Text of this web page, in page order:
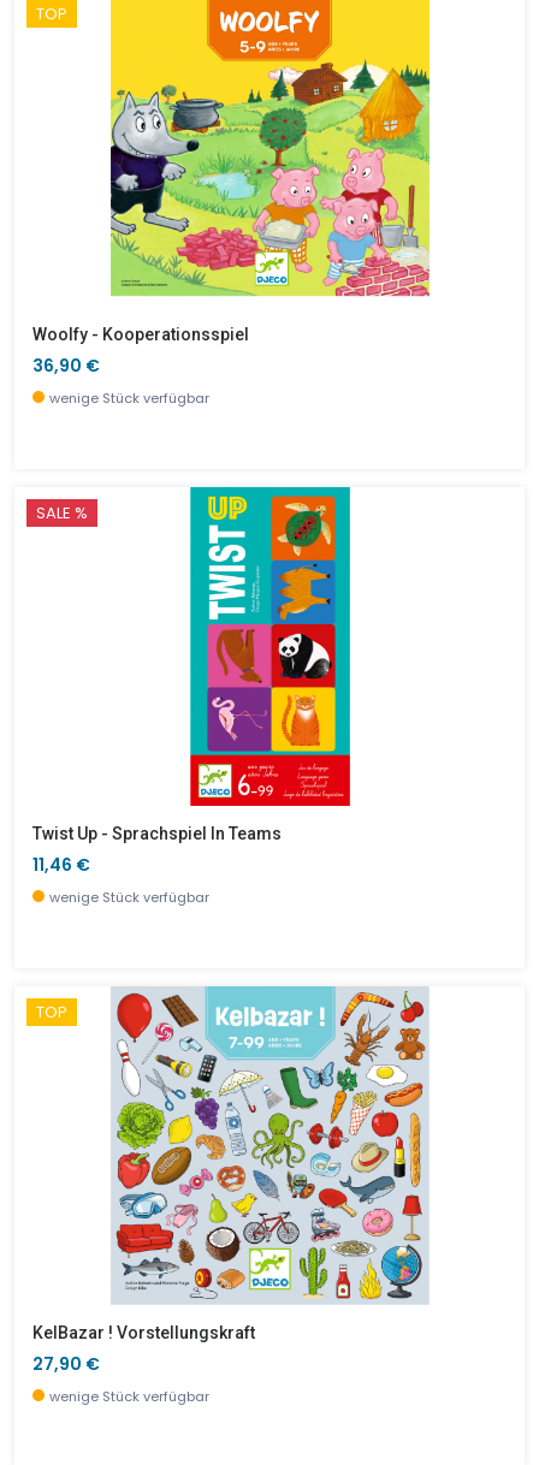
TOP
Woolfy - Kooperationsspiel
36,90 €
wenige Stück verfügbar
SALE %
Twist Up - Sprachspiel In Teams
11,46 €
wenige Stück verfügbar
TOP
KelBazar ! Vorstellungskraft
27,90 €
wenige Stück verfügbar